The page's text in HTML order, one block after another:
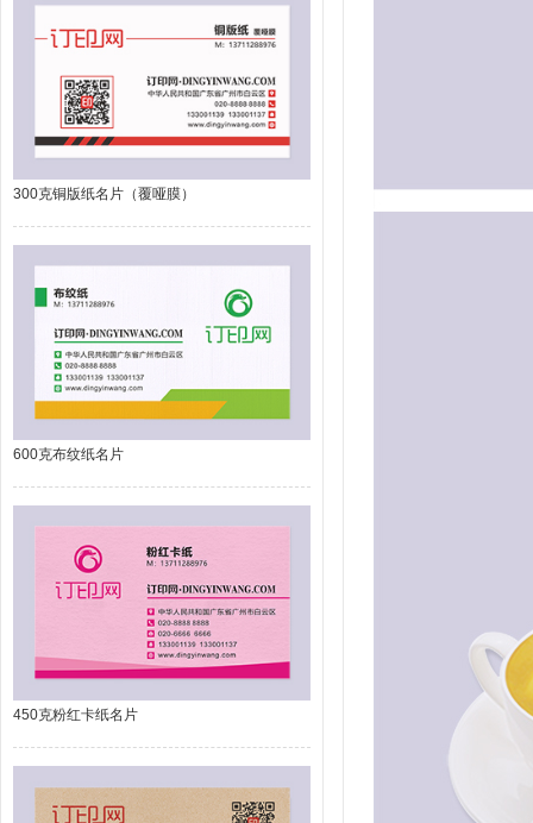
300克铜版纸名片（覆哑膜）
600克布纹纸名片
450克粉红卡纸名片